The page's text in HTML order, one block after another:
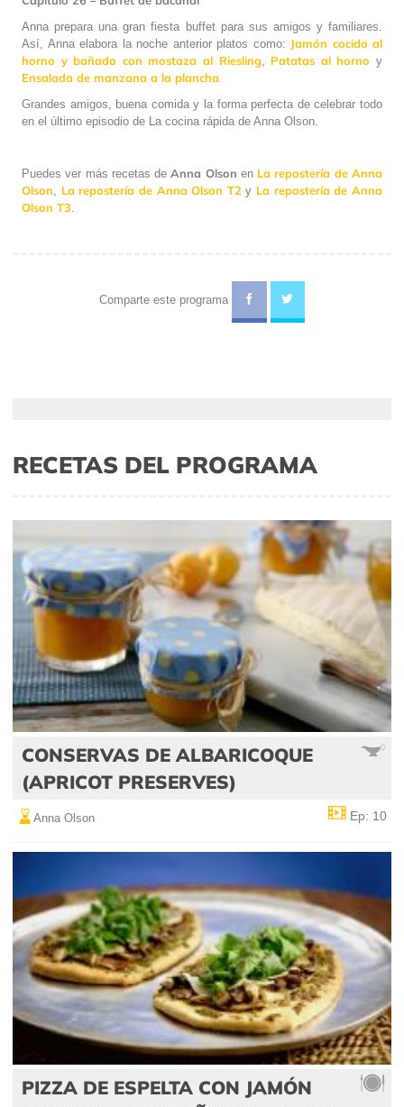
Anna prepara una gran fiesta buffet para sus amigos y familiares.
Así, Anna elabora la noche anterior platos como: Jamón cocido al
horno y bañado con mostaza al Riesling, Patatas al horno y
Ensalada de manzana a la plancha
Grandes amigos, buena comida y la forma perfecta de celebrar todo
en el último episodio de La cocina rápida de Anna Olson.
Puedes ver más recetas de Anna Olson en La repostería de Anna
Olson
La repostería de Anna Olson T2 y La repostería de Anna
Olson T3
Comparte este programa
RECETAS DEL PROGRAMA
CONSERVAS DE ALBARICOQUE
(APRICOT PRESERVES)
Anna Olson Ep: 10
PIZZA DE ESPELTA CON JAMÓN